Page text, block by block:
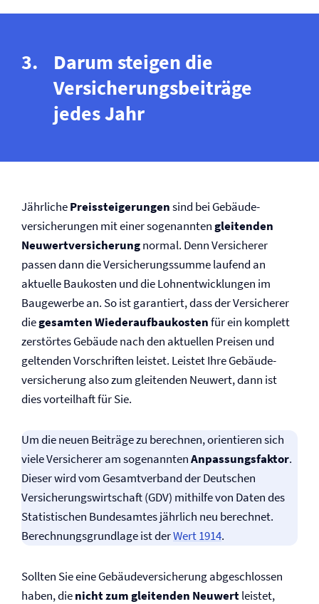
Darum steigen die
Versicherungsbeiträge
jedes Jahr
JährlichePreissteigerungensind bei Gebäude­
versicherungen mit einer sogenanntengleitenden
Neuwert­versicherungnormal. Denn Versicherer
passen dann die Versicherungssumme laufend an
aktuelle Baukosten und die Lohnentwicklungen im
Baugewerbe an. So ist garantiert, dass der Versicherer
diegesamten Wiederaufbaukostenfür ein komplett
zerstörtes Gebäude nach den aktuellen Preisen und
geltenden Vorschriften leistet. Leistet Ihre Gebäude­
versicherung also zum gleitenden Neuwert, dann ist
dies vorteilhaft für Sie.
Um die neuen Beiträge zu berechnen, orientieren sich
viele Versicherer am sogenanntenAnpassungsfaktor.
Dieser wird vom Gesamtverband der Deutschen
Versicherungswirtschaft (GDV) mithilfe von Daten des
Statistischen Bundesamtes jährlich neu berechnet.
Berechnungsgrundlage ist derWert 1914.
Sollten Sie eine Gebäude­versicherung abgeschlossen
haben, dienicht zum gleitenden Neuwertleistet,